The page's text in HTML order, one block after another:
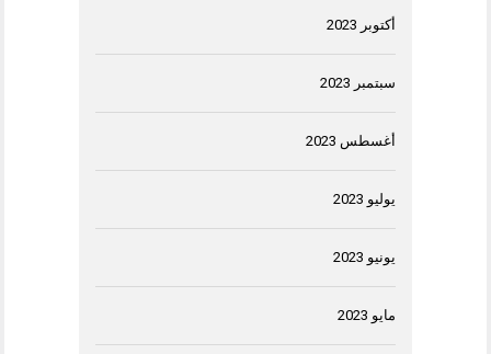
أكتوبر 2023
سبتمبر 2023
أغسطس 2023
يوليو 2023
يونيو 2023
مايو 2023